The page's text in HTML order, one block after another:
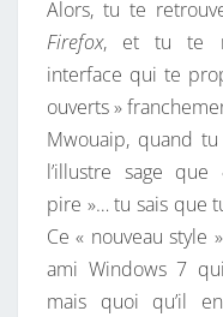
Alors, tu te
Firefox, et tu te
interface qui te
ouverts »
Mwouaip, quand
l’illustre sage que
pire »… tu sais que
Ce « nouveau
ami Windows 7
mais quoi qu’il